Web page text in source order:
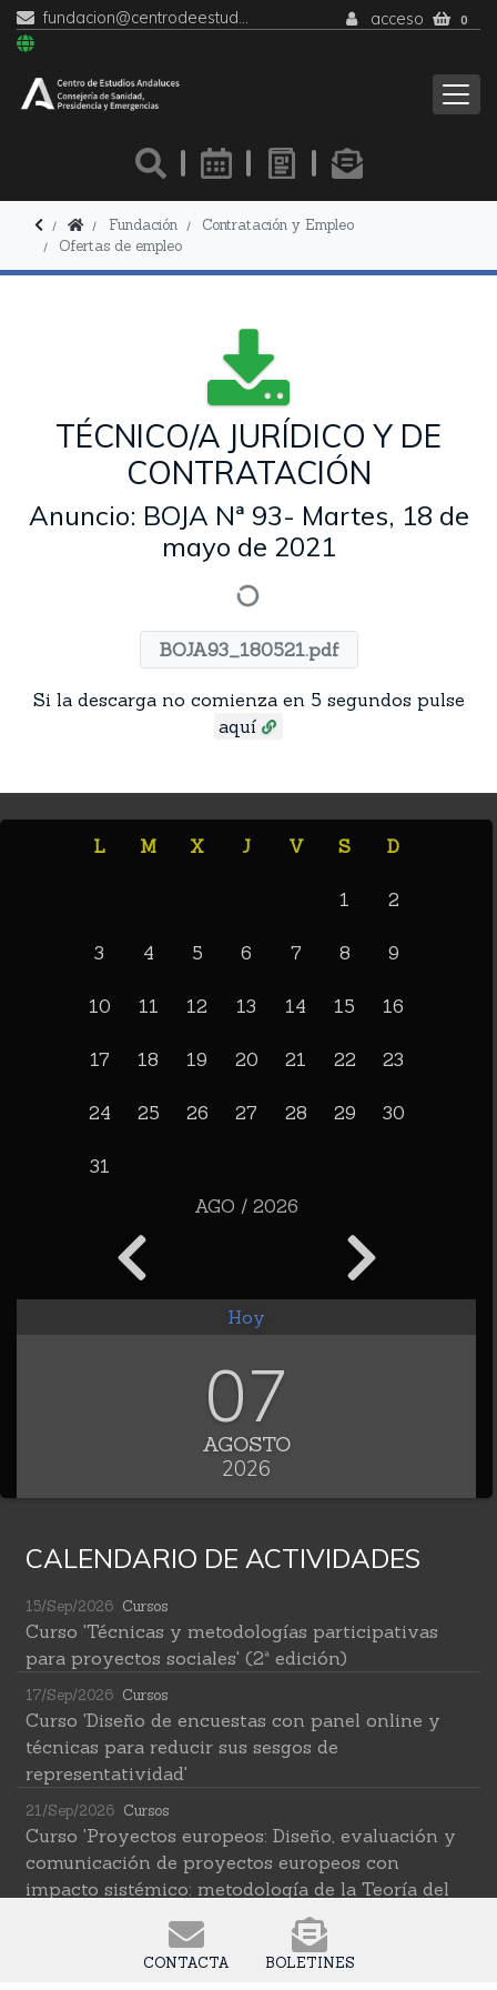
fundacion@centrodeestudiosandaluces.es acceso 0
Fundación
Contratación y Empleo
Ofertas de empleo
TÉCNICO/A JURÍDICO Y DE
CONTRATACIÓN
Anuncio: BOJA Nª 93- Martes, 18 de
mayo de 2021
BOJA93_180521.pdf
Si la descarga no comienza en 5 segundos pulse
aquí
L M X J V S D
1 2
3 4 5 6 7 8 9
10 11 12 13 14 15 16
17 18 19 20 21 22 23
24 25 26 27 28 29 30
31
AGO / 2026
Hoy
07
AGOSTO
2026
CALENDARIO DE ACTIVIDADES
15/Sep/2026 Cursos
Curso 'Técnicas y metodologías participativas
para proyectos sociales' (2ª edición)
17/Sep/2026 Cursos
Curso 'Diseño de encuestas con panel online y
técnicas para reducir sus sesgos de
representatividad'
21/Sep/2026 Cursos
Curso 'Proyectos europeos: Diseño, evaluación y
comunicación de proyectos europeos con
impacto sistémico: metodología de la Teoría del
Cambio transformativa'
Cursos
CONTACTA BOLETINES